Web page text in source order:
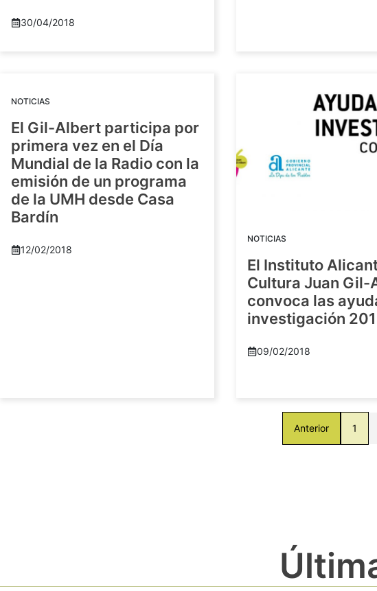
30/04/2018
NOTICIAS
El Gil-Albert participa por
primera vez en el Día
Mundial de la Radio con la
emisión de un programa
de la UMH desde Casa
Bardín
12/02/2018
NOTICIAS
El Instituto
Cultura Juan Gil-
convoca las
investigación
09/02/2018
Anterior 1